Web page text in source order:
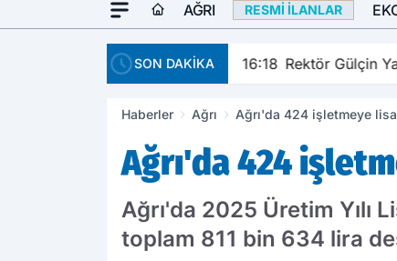
AĞRI RESMI İLANLAR
SON DAKİKA 16:18 Rektör Gülçin
Haberler Ağrı Ağrı'da 424 işletmeye
Ağrı'da 424
Ağrı'da 2025 Üretim Yılı
toplam 811 bin 634 lira